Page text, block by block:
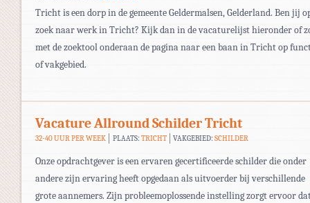
Tricht is een dorp in de gemeente Geldermalsen, Gelderland. Ben jij
zoek naar werk in Tricht? Kijk dan in de vacaturelijst hieronder of
met de zoektool onderaan de pagina naar een baan in Tricht op
of vakgebied.
Vacature Allround Schilder Tricht
32-40 UUR PER WEEK PLAATS: TRICHT VAKGEBIED:SCHILDER
Onze opdrachtgever is een ervaren gecertificeerde schilder die onder
andere zijn ervaring heeft opgedaan als uitvoerder bij verschillende
grote aannemers. Zijn probleemoplossende instelling zorgt ervoor